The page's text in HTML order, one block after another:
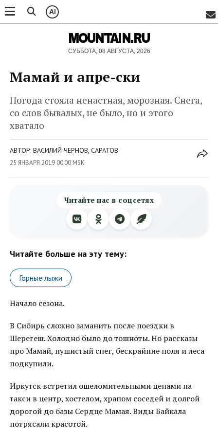
AI
MOUNTAIN.RU
СУББОТА, 08 АВГУСТА, 2026
Мамай и апре-ски
Погода стояла ненастная, морозная. Снега,
со слов бывалых, не было, но и этого
хватало
АВТОР: ВАСИЛИЙ ЧЕРНОВ, САРАТОВ
25 ЯНВАРЯ 2019 00:00 MSK
Читайте нас в соцсетях
Читайте больше на эту тему:
Горные лыжи
Начало сезона.
В Сибирь сложно заманить после поездки в
Шерегеш. Холодно было до тошноты. Но рассказы
про Мамай, пушистый снег, бескрайние поля и леса
подкупили.
Иркутск встретил ошеломительными ценами на
такси в центр, хостелом, храпом соседей и долгой
дорогой до базы Сердце Мамая. Виды Байкала
потрясали красотой.